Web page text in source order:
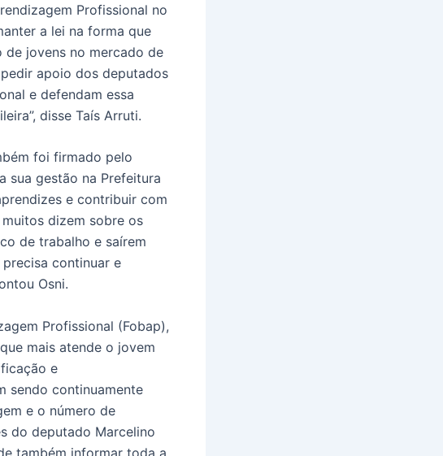
Profissional no
a lei na forma que
de jovens no mercado de
apoio dos deputados
e defendam essa
disse Taís Arruti.
foi firmado pelo
sua gestão na Prefeitura
e contribuir com
dizem sobre os
de trabalho e saírem
continuar e
Osni.
Profissional (Fobap),
mais atende o jovem
e
sendo continuamente
e o número de
do deputado Marcelino
também informar toda a